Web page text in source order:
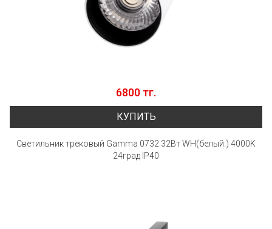
6800 тг.
КУПИТЬ
Светильник трековый Gamma 0732 32Вт WH(белый.) 4000K
24град IP40